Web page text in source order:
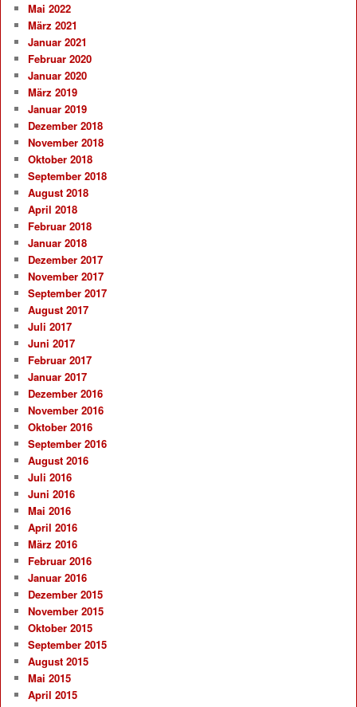
Mai 2022
März 2021
Januar 2021
Februar 2020
Januar 2020
März 2019
Januar 2019
Dezember 2018
November 2018
Oktober 2018
September 2018
August 2018
April 2018
Februar 2018
Januar 2018
Dezember 2017
November 2017
September 2017
August 2017
Juli 2017
Juni 2017
Februar 2017
Januar 2017
Dezember 2016
November 2016
Oktober 2016
September 2016
August 2016
Juli 2016
Juni 2016
Mai 2016
April 2016
März 2016
Februar 2016
Januar 2016
Dezember 2015
November 2015
Oktober 2015
September 2015
August 2015
Mai 2015
April 2015